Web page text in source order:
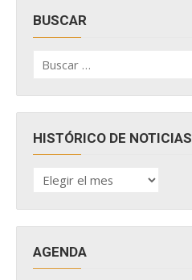
BUSCAR
por:
HISTÓRICO DE NOTICIAS
HISTÓRICO
DE
AGENDA